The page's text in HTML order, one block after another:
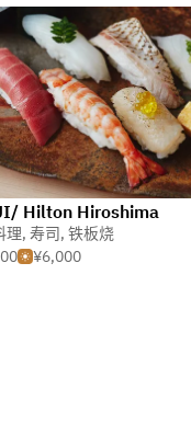
Hilton Hiroshima
理, 寿司, 铁板烧
¥6,000